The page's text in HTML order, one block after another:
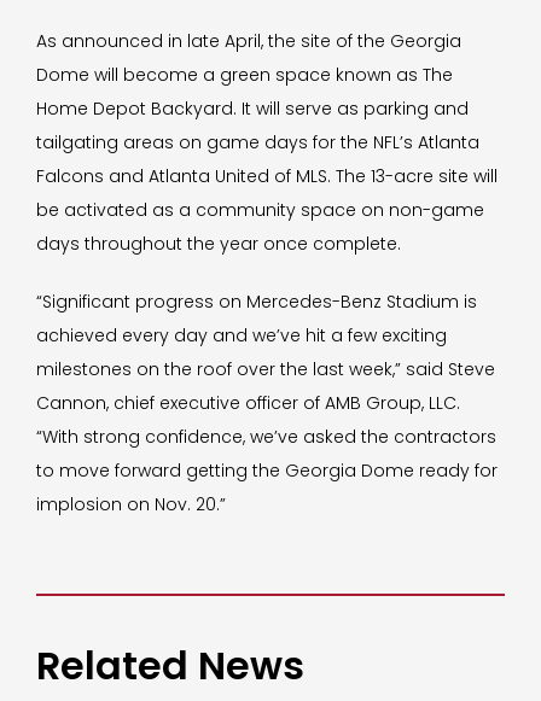
As announced in late April, the site of the Georgia
Dome will become a green space known as The
Home Depot Backyard. It will serve as parking and
tailgating areas on game days for the NFL’s Atlanta
Falcons and Atlanta United of MLS. The 13-acre site will
be activated as a community space on non-game
days throughout the year once complete.
“Significant progress on Mercedes-Benz Stadium is
achieved every day and we’ve hit a few exciting
milestones on the roof over the last week,” said Steve
Cannon, chief executive officer of AMB Group, LLC.
“With strong confidence, we’ve asked the contractors
to move forward getting the Georgia Dome ready for
implosion on Nov. 20.”
Related News